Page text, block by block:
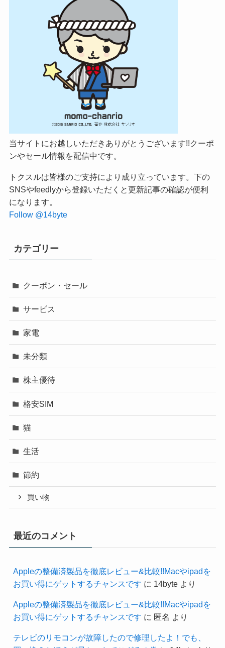
当サイトにお越しいただきありがとうございます!!クーポ
ンやセール情報を配信中です。
トクスルは皆様のご支持により成り立っています。下の
SNSやfeedlyから登録いただくと更新記事の確認が便利
になります。
Follow @14byte
カテゴリー
クーポン・セール
サービス
家電
未分類
株主優待
格安SIM
猫
生活
節約
買い物
最近のコメント
Appleの整備済製品を徹底レビュー&比較!!Macやipadを
お買い得にゲットするチャンスです に 14byteより
Appleの整備済製品を徹底レビュー&比較!!Macやipadを
お買い得にゲットするチャンスです に 匿名 より
テレビのリモコンが故障したので修理したよ！でも、